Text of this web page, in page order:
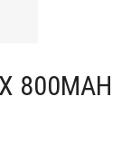
800MAH